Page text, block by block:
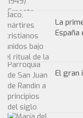
La
España
El gran